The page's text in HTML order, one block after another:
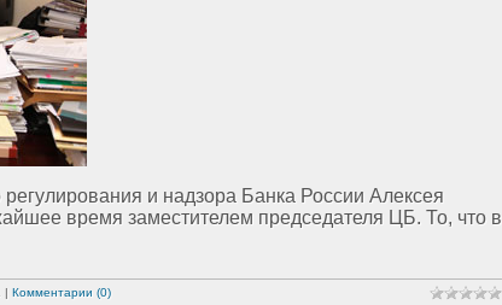
и надзора Банка России Алексея
время заместителем председателя ЦБ. То, что в
| Комментарии (0)